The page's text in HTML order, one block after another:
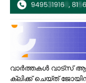
വാർത്തകൾ വാട്സ്
ക്ലിക്ക് ചെയ്ത്